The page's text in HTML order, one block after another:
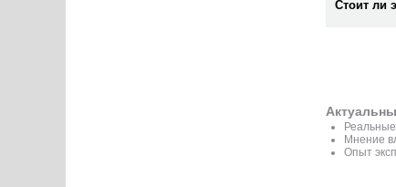
Стоит ли
Мнение
Опыт